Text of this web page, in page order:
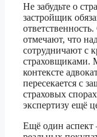
Не забудьте о
застройщик
отмечают, что
сотрудничают с
страховщиками.
контексте
пересекается с
страховых
экспертизу ещё
Ещё один